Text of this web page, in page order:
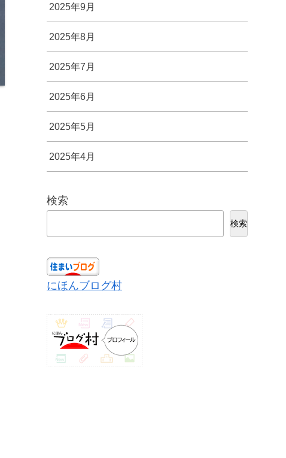
2025年9月
2025年8月
2025年7月
2025年6月
2025年5月
2025年4月
検索
検索
にほんブログ村